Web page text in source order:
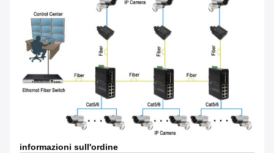
informazioni sull'ordine